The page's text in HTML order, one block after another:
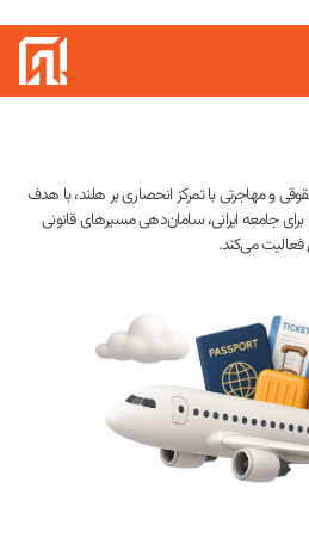
و مهاجرتی با تمرکز انحصاری بر هلند، با هدف
جامعه ایرانی، سامان‌دهی مسیرهای قانونی
فعالیت می‌کند.